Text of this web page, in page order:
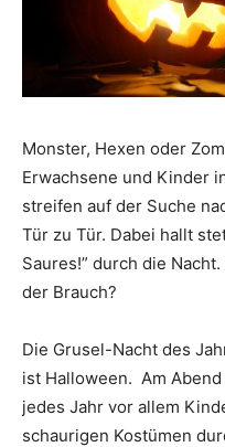
Monster, Hexen oder
Erwachsene und Kinder
streifen auf der Suche
Tür zu Tür. Dabei hallt
Saures!” durch die
der Brauch?
Die Grusel-Nacht des
ist Halloween. Am
jedes Jahr vor allem
schaurigen Kostümen